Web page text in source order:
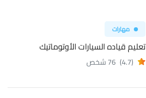
مهارات
تعليم قياده السيارات الأوتوماتيك
(4.7) 76 شخص